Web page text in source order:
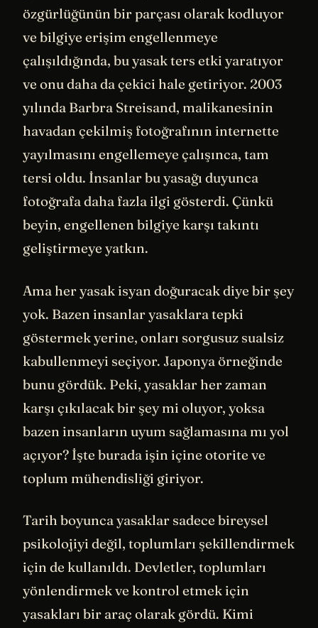
özgürlüğünün bir parçası olarak kodluyor
ve bilgiye erişim engellenmeye
çalışıldığında, bu yasak ters etki yaratıyor
ve onu daha da çekici hale getiriyor. 2003
yılında Barbra Streisand, malikanesinin
havadan çekilmiş fotoğrafının internette
yayılmasını engellemeye çalışınca, tam
tersi oldu. İnsanlar bu yasağı duyunca
fotoğrafa daha fazla ilgi gösterdi. Çünkü
beyin, engellenen bilgiye karşı takıntı
geliştirmeye yatkın.
Ama her yasak isyan doğuracak diye bir şey
yok. Bazen insanlar yasaklara tepki
göstermek yerine, onları sorgusuz sualsiz
kabullenmeyi seçiyor. Japonya örneğinde
bunu gördük. Peki, yasaklar her zaman
karşı çıkılacak bir şey mi oluyor, yoksa
bazen insanların uyum sağlamasına mı yol
açıyor? İşte burada işin içine otorite ve
toplum mühendisliği giriyor.
Tarih boyunca yasaklar sadece bireysel
psikolojiyi değil, toplumları şekillendirmek
için de kullanıldı. Devletler, toplumları
yönlendirmek ve kontrol etmek için
yasakları bir araç olarak gördü. Kimi